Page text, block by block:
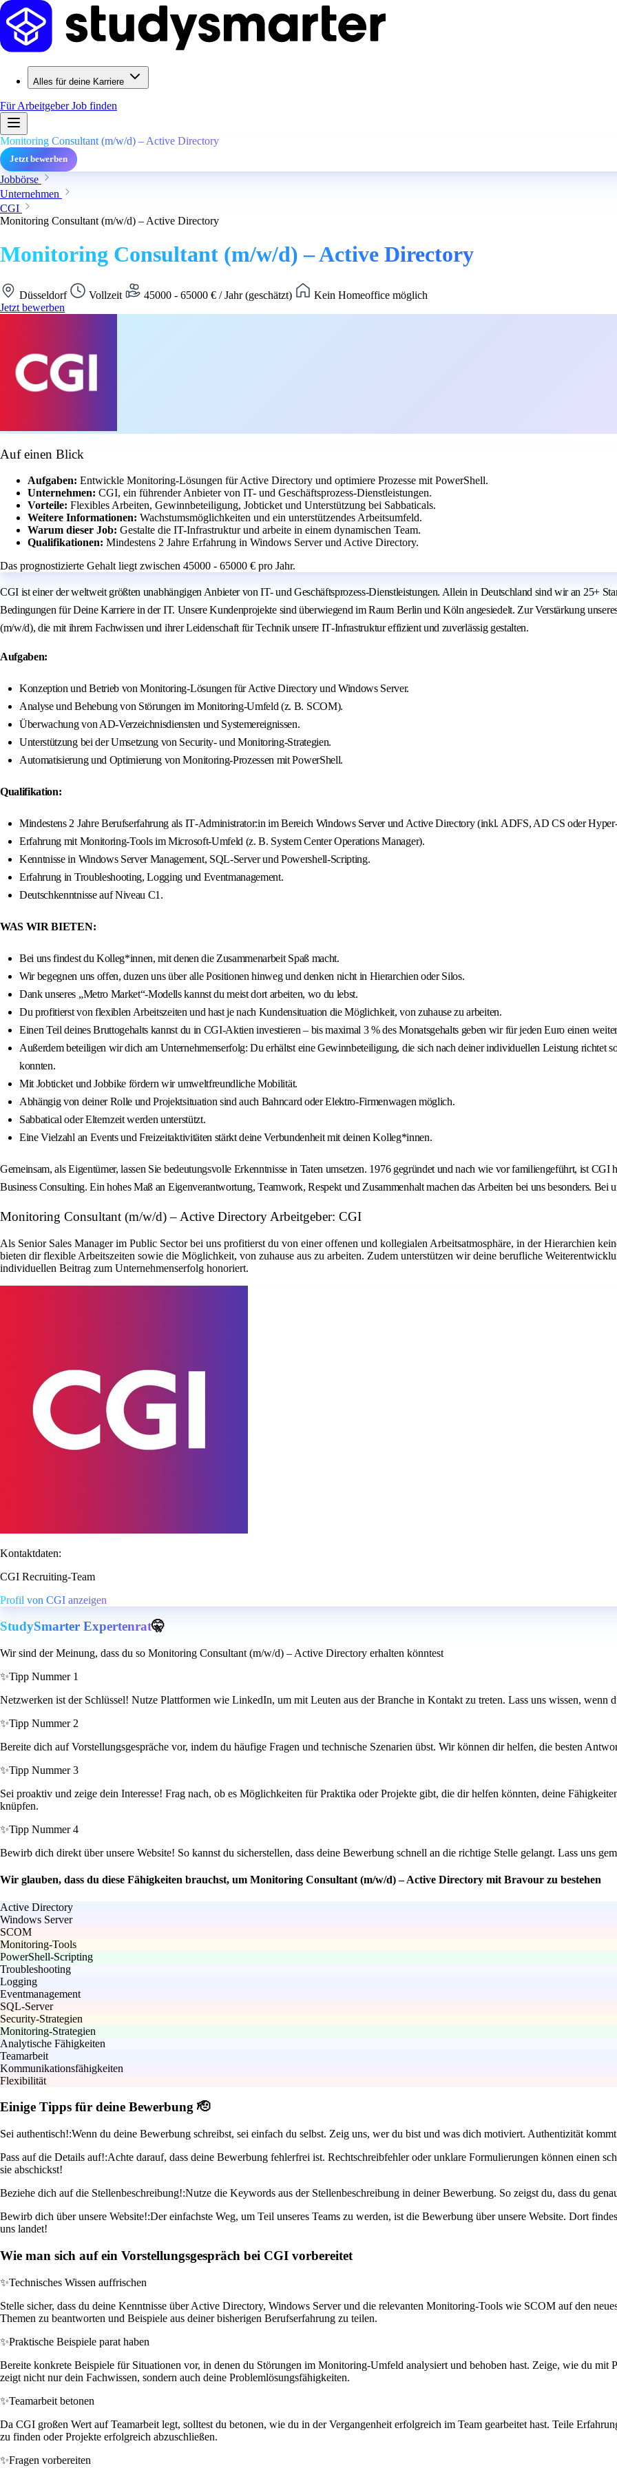
Alles für deine Karriere
Für ArbeitgeberJob finden
Monitoring Consultant (m/w/d) – Active Directory
Jetzt bewerben
Jobbörse
Unternehmen
CGI
Monitoring Consultant (m/w/d) – Active Directory
Monitoring Consultant (m/w/d) – Active Directory
Düsseldorf Vollzeit 45000 - 65000 € / Jahr (geschätzt)
Kein Homeoffice möglich
Jetzt bewerben
Auf einen Blick
Aufgaben: Entwickle Monitoring-Lösungen für Active Directory und optimiere Prozesse mit PowerShell.
Unternehmen: CGI, ein führender Anbieter von IT- und Geschäftsprozess-Dienstleistungen.
Vorteile: Flexibles Arbeiten, Gewinnbeteiligung, Jobticket und Unterstützung bei Sabbaticals.
Weitere Informationen: Wachstumsmöglichkeiten und ein unterstützendes Arbeitsumfeld.
Warum dieser Job: Gestalte die IT-Infrastruktur und arbeite in einem dynamischen Team.
Qualifikationen: Mindestens 2 Jahre Erfahrung in Windows Server und Active Directory.
Das prognostizierte Gehalt liegt zwischen 45000 - 65000 € pro Jahr.
CGI ist einer der weltweit größten unabhängigen Anbieter von IT- und Geschäftsprozess-Dienstleistungen. Allein in Deutschland sind wir an 25+
Bedingungen für Deine Karriere in der IT. Unsere Kundenprojekte sind überwiegend im Raum Berlin und Köln angesiedelt. Zur Verstärkung
(m/w/d), die mit ihrem Fachwissen und ihrer Leidenschaft für Technik unsere IT‑Infrastruktur effizient und zuverlässig gestalten.
Aufgaben:
Konzeption und Betrieb von Monitoring‑Lösungen für Active Directory und Windows Server.
Analyse und Behebung von Störungen im Monitoring‑Umfeld (z. B. SCOM).
Überwachung von AD‑Verzeichnisdiensten und Systemereignissen.
Unterstützung bei der Umsetzung von Security‑ und Monitoring‑Strategien.
Automatisierung und Optimierung von Monitoring‑Prozessen mit PowerShell.
Qualifikation:
Mindestens 2 Jahre Berufserfahrung als IT‑Administrator:in im Bereich Windows Server und Active Directory (inkl. ADFS, AD CS oder
Erfahrung mit Monitoring‑Tools im Microsoft‑Umfeld (z. B. System Center Operations Manager).
Kenntnisse in Windows Server Management, SQL‑Server und Powershell‑Scripting.
Erfahrung in Troubleshooting, Logging und Eventmanagement.
Deutschkenntnisse auf Niveau C1.
WAS WIR BIETEN:
Bei uns findest du Kolleg*innen, mit denen die Zusammenarbeit Spaß macht.
Wir begegnen uns offen, duzen uns über alle Positionen hinweg und denken nicht in Hierarchien oder Silos.
Dank unseres „Metro Market“-Modells kannst du meist dort arbeiten, wo du lebst.
Du profitierst von flexiblen Arbeitszeiten und hast je nach Kundensituation die Möglichkeit, von zuhause zu arbeiten.
Einen Teil deines Bruttogehalts kannst du in CGI‑Aktien investieren – bis maximal 3 % des Monatsgehalts geben wir für jeden Euro einen
Außerdem beteiligen wir dich am Unternehmenserfolg: Du erhältst eine Gewinnbeteiligung, die sich nach deiner individuellen Leistung richtet
konnten.
Mit Jobticket und Jobbike fördern wir umweltfreundliche Mobilität.
Abhängig von deiner Rolle und Projektsituation sind auch Bahncard oder Elektro‑Firmenwagen möglich.
Sabbatical oder Elternzeit werden unterstützt.
Eine Vielzahl an Events und Freizeitaktivitäten stärkt deine Verbundenheit mit deinen Kolleg*innen.
Gemeinsam, als Eigentümer, lassen Sie bedeutungsvolle Erkenntnisse in Taten umsetzen. 1976 gegründet und nach wie vor familiengeführt, ist
Business Consulting. Ein hohes Maß an Eigenverantwortung, Teamwork, Respekt und Zusammenhalt machen das Arbeiten bei uns besonders. Bei
Monitoring Consultant (m/w/d) – Active Directory Arbeitgeber: CGI
Als Senior Sales Manager im Public Sector bei uns profitierst du von einer offenen und kollegialen Arbeitsatmosphäre, in der Hierarchien
bieten dir flexible Arbeitszeiten sowie die Möglichkeit, von zuhause aus zu arbeiten. Zudem unterstützen wir deine berufliche
individuellen Beitrag zum Unternehmenserfolg honoriert.
Kontaktdaten:
CGI Recruiting-Team
Profil von CGI anzeigen
StudySmarter Expertenrat🤫
Wir sind der Meinung, dass du so Monitoring Consultant (m/w/d) – Active Directory erhalten könntest
✨Tipp Nummer 1
Netzwerken ist der Schlüssel! Nutze Plattformen wie LinkedIn, um mit Leuten aus der Branche in Kontakt zu treten. Lass uns wissen, wenn
✨Tipp Nummer 2
Bereite dich auf Vorstellungsgespräche vor, indem du häufige Fragen und technische Szenarien übst. Wir können dir helfen, die besten
✨Tipp Nummer 3
Sei proaktiv und zeige dein Interesse! Frag nach, ob es Möglichkeiten für Praktika oder Projekte gibt, die dir helfen könnten, deine
knüpfen.
✨Tipp Nummer 4
Bewirb dich direkt über unsere Website! So kannst du sicherstellen, dass deine Bewerbung schnell an die richtige Stelle gelangt. Lass uns
Wir glauben, dass du diese Fähigkeiten brauchst, um Monitoring Consultant (m/w/d) – Active Directory mit Bravour zu bestehen
Active Directory
Windows Server
SCOM
Monitoring-Tools
PowerShell-Scripting
Troubleshooting
Logging
Eventmanagement
SQL-Server
Security-Strategien
Monitoring-Strategien
Analytische Fähigkeiten
Teamarbeit
Kommunikationsfähigkeiten
Flexibilität
Einige Tipps für deine Bewerbung 🫡
Sei authentisch!:Wenn du deine Bewerbung schreibst, sei einfach du selbst. Zeig uns, wer du bist und was dich motiviert. Authentizität
Pass auf die Details auf!:Achte darauf, dass deine Bewerbung fehlerfrei ist. Rechtschreibfehler oder unklare Formulierungen können einen
sie abschickst!
Beziehe dich auf die Stellenbeschreibung!:Nutze die Keywords aus der Stellenbeschreibung in deiner Bewerbung. So zeigst du, dass du
Bewirb dich über unsere Website!:Der einfachste Weg, um Teil unseres Teams zu werden, ist die Bewerbung über unsere Website. Dort
uns landet!
Wie man sich auf ein Vorstellungsgespräch bei CGI vorbereitet
✨Technisches Wissen auffrischen
Stelle sicher, dass du deine Kenntnisse über Active Directory, Windows Server und die relevanten Monitoring-Tools wie SCOM auf den
Themen zu beantworten und Beispiele aus deiner bisherigen Berufserfahrung zu teilen.
✨Praktische Beispiele parat haben
Bereite konkrete Beispiele für Situationen vor, in denen du Störungen im Monitoring-Umfeld analysiert und behoben hast. Zeige, wie du mit
zeigt nicht nur dein Fachwissen, sondern auch deine Problemlösungsfähigkeiten.
✨Teamarbeit betonen
Da CGI großen Wert auf Teamarbeit legt, solltest du betonen, wie du in der Vergangenheit erfolgreich im Team gearbeitet hast. Teile
zu finden oder Projekte erfolgreich abzuschließen.
✨Fragen vorbereiten